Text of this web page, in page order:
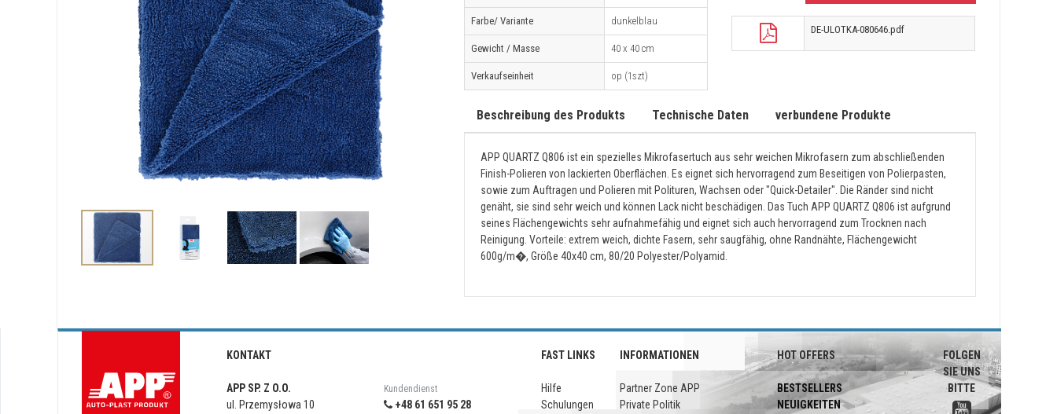
Farbe/ Variante dunkelblau
Gewicht / Masse 40 x 40 cm
Verkaufseinheit op (1szt)
DE-ULOTKA-080646.pdf
Beschreibung des Produkts Technische Daten verbundene Produkte
APP QUARTZ Q806 ist ein spezielles Mikrofasertuch aus sehr weichen Mikrofasern zum abschließenden
Finish-Polieren von lackierten Oberflächen. Es eignet sich hervorragend zum Beseitigen von Polierpasten,
sowie zum Auftragen und Polieren mit Polituren, Wachsen oder "Quick-Detailer". Die Ränder sind nicht
genäht, sie sind sehr weich und können Lack nicht beschädigen. Das Tuch APP QUARTZ Q806 ist aufgrund
seines Flächengewichts sehr aufnahmefähig und eignet sich auch hervorragend zum Trocknen nach
Reinigung. Vorteile: extrem weich, dichte Fasern, sehr saugfähig, ohne Randnähte, Flächengewicht
600g/m�, Größe 40x40 cm, 80/20 Polyester/Polyamid.
KONTAKT
APP SP. Z O.O.
ul. Przemysłowa 10
Kundendienst
+48 61 651 95 28
FAST LINKS
Hilfe
Schulungen
INFORMATIONEN
Partner Zone APP
Private Politik
HOT OFFERS
BESTSELLERS
NEUIGKEITEN
FOLGEN
SIE UNS
BITTE